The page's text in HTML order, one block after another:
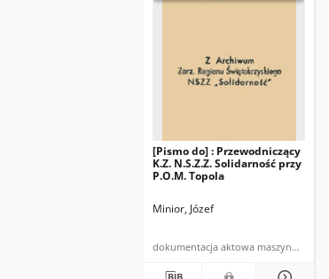
[Pismo do] : Przewodniczący
K.Z. N.S.Z.Z. Solidarność przy
P.O.M. Topola
Minior, Józef
dokumentacja aktowa maszynopis